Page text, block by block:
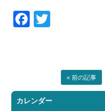
Facebook
« 前の記事
カレンダー